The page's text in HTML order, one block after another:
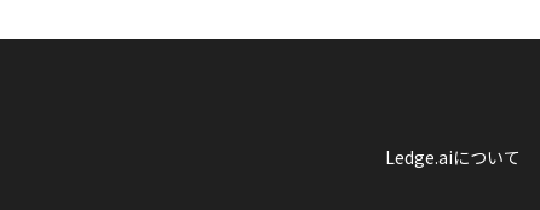
Ledge.aiについて